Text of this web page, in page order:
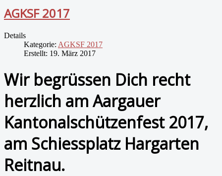
AGKSF 2017
Details
Kategorie: AGKSF 2017
Erstellt: 19. März 2017
Wir begrüssen Dich recht
herzlich am Aargauer
Kantonalschützenfest 2017,
am Schiessplatz Hargarten
Reitnau.